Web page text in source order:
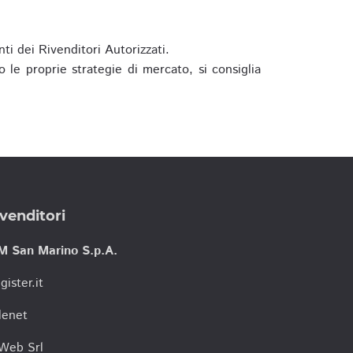
dei Rivenditori Autorizzati.
le proprie strategie di mercato, si consiglia
San Marino S.p.A.
Srl